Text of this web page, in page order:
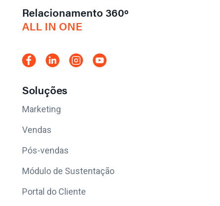
Relacionamento 360º
ALL IN ONE
Soluções
Marketing
Vendas
Pós-vendas
Módulo de Sustentação
Portal do Cliente